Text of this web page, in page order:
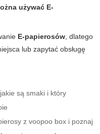
używać E-
E-papierosów, dlatego
lub zapytać obsługę
są smaki i który
z voopoo box i poznaj